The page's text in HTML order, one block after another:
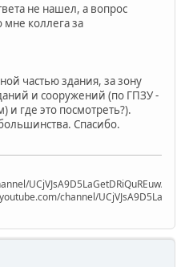
не нашел, а вопрос
мне коллега за
частью здания, за зону
и сооружений (по ГПЗУ -
и где это посмотреть?).
Спасибо.
UCjVJsA9D5LaGetDRiQuREuw/
channel/